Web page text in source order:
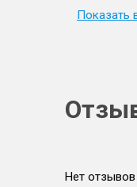
Показать
Нет